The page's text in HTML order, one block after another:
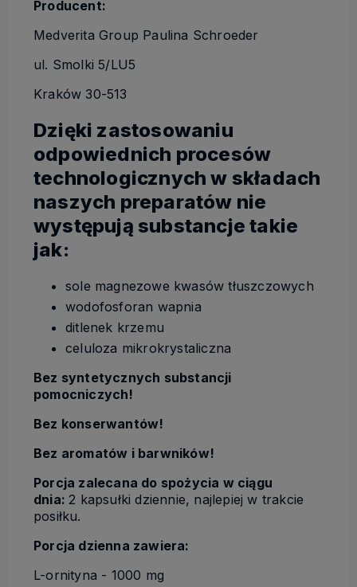
Producent:
Medverita Group Paulina Schroeder
ul. Smolki 5/LU5
Kraków 30-513
Dzięki zastosowaniu
odpowiednich procesów
technologicznych w składach
naszych preparatów nie
występują substancje takie
jak:
sole magnezowe kwasów tłuszczowych
wodofosforan wapnia
ditlenek krzemu
celuloza mikrokrystaliczna
Bez syntetycznych substancji
pomocniczych!
Bez konserwantów!
Bez aromatów i barwników!
Porcja zalecana do spożycia w ciągu
dnia:2 kapsułki dziennie, najlepiej w trakcie
posiłku.
Porcja dzienna zawiera:
L-ornityna - 1000 mg